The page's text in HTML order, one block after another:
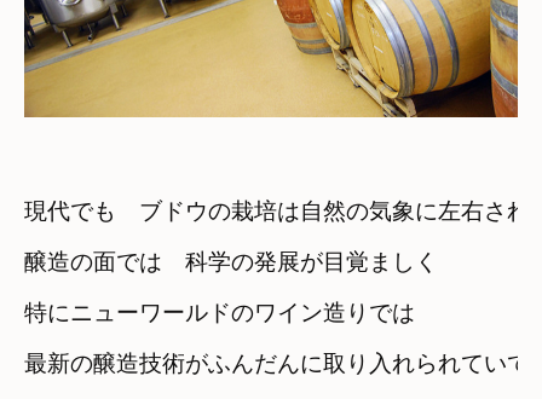
現代でも　ブドウの栽培は自然の気象に左右され
醸造の面では　科学の発展が目覚ましく
特にニューワールドのワイン造りでは
最新の醸造技術がふんだんに取り入れられていて